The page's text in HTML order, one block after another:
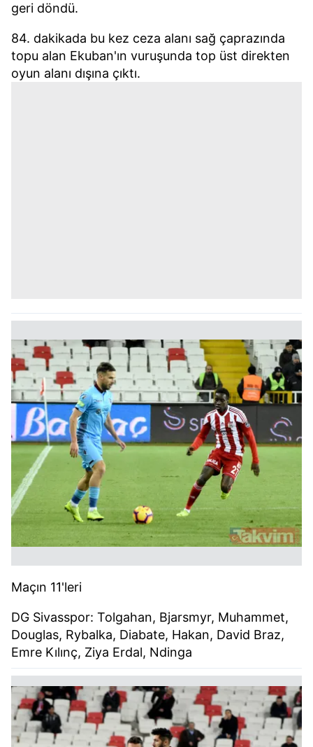
geri döndü.
84. dakikada bu kez ceza alanı sağ çaprazında
topu alan Ekuban'ın vuruşunda top üst direkten
oyun alanı dışına çıktı.
Maçın 11'leri
DG Sivasspor: Tolgahan, Bjarsmyr, Muhammet,
Douglas, Rybalka, Diabate, Hakan, David Braz,
Emre Kılınç, Ziya Erdal, Ndinga